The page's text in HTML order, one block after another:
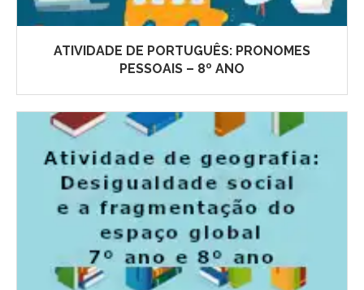
ATIVIDADE DE PORTUGUÊS: PRONOMES
PESSOAIS – 8º ANO